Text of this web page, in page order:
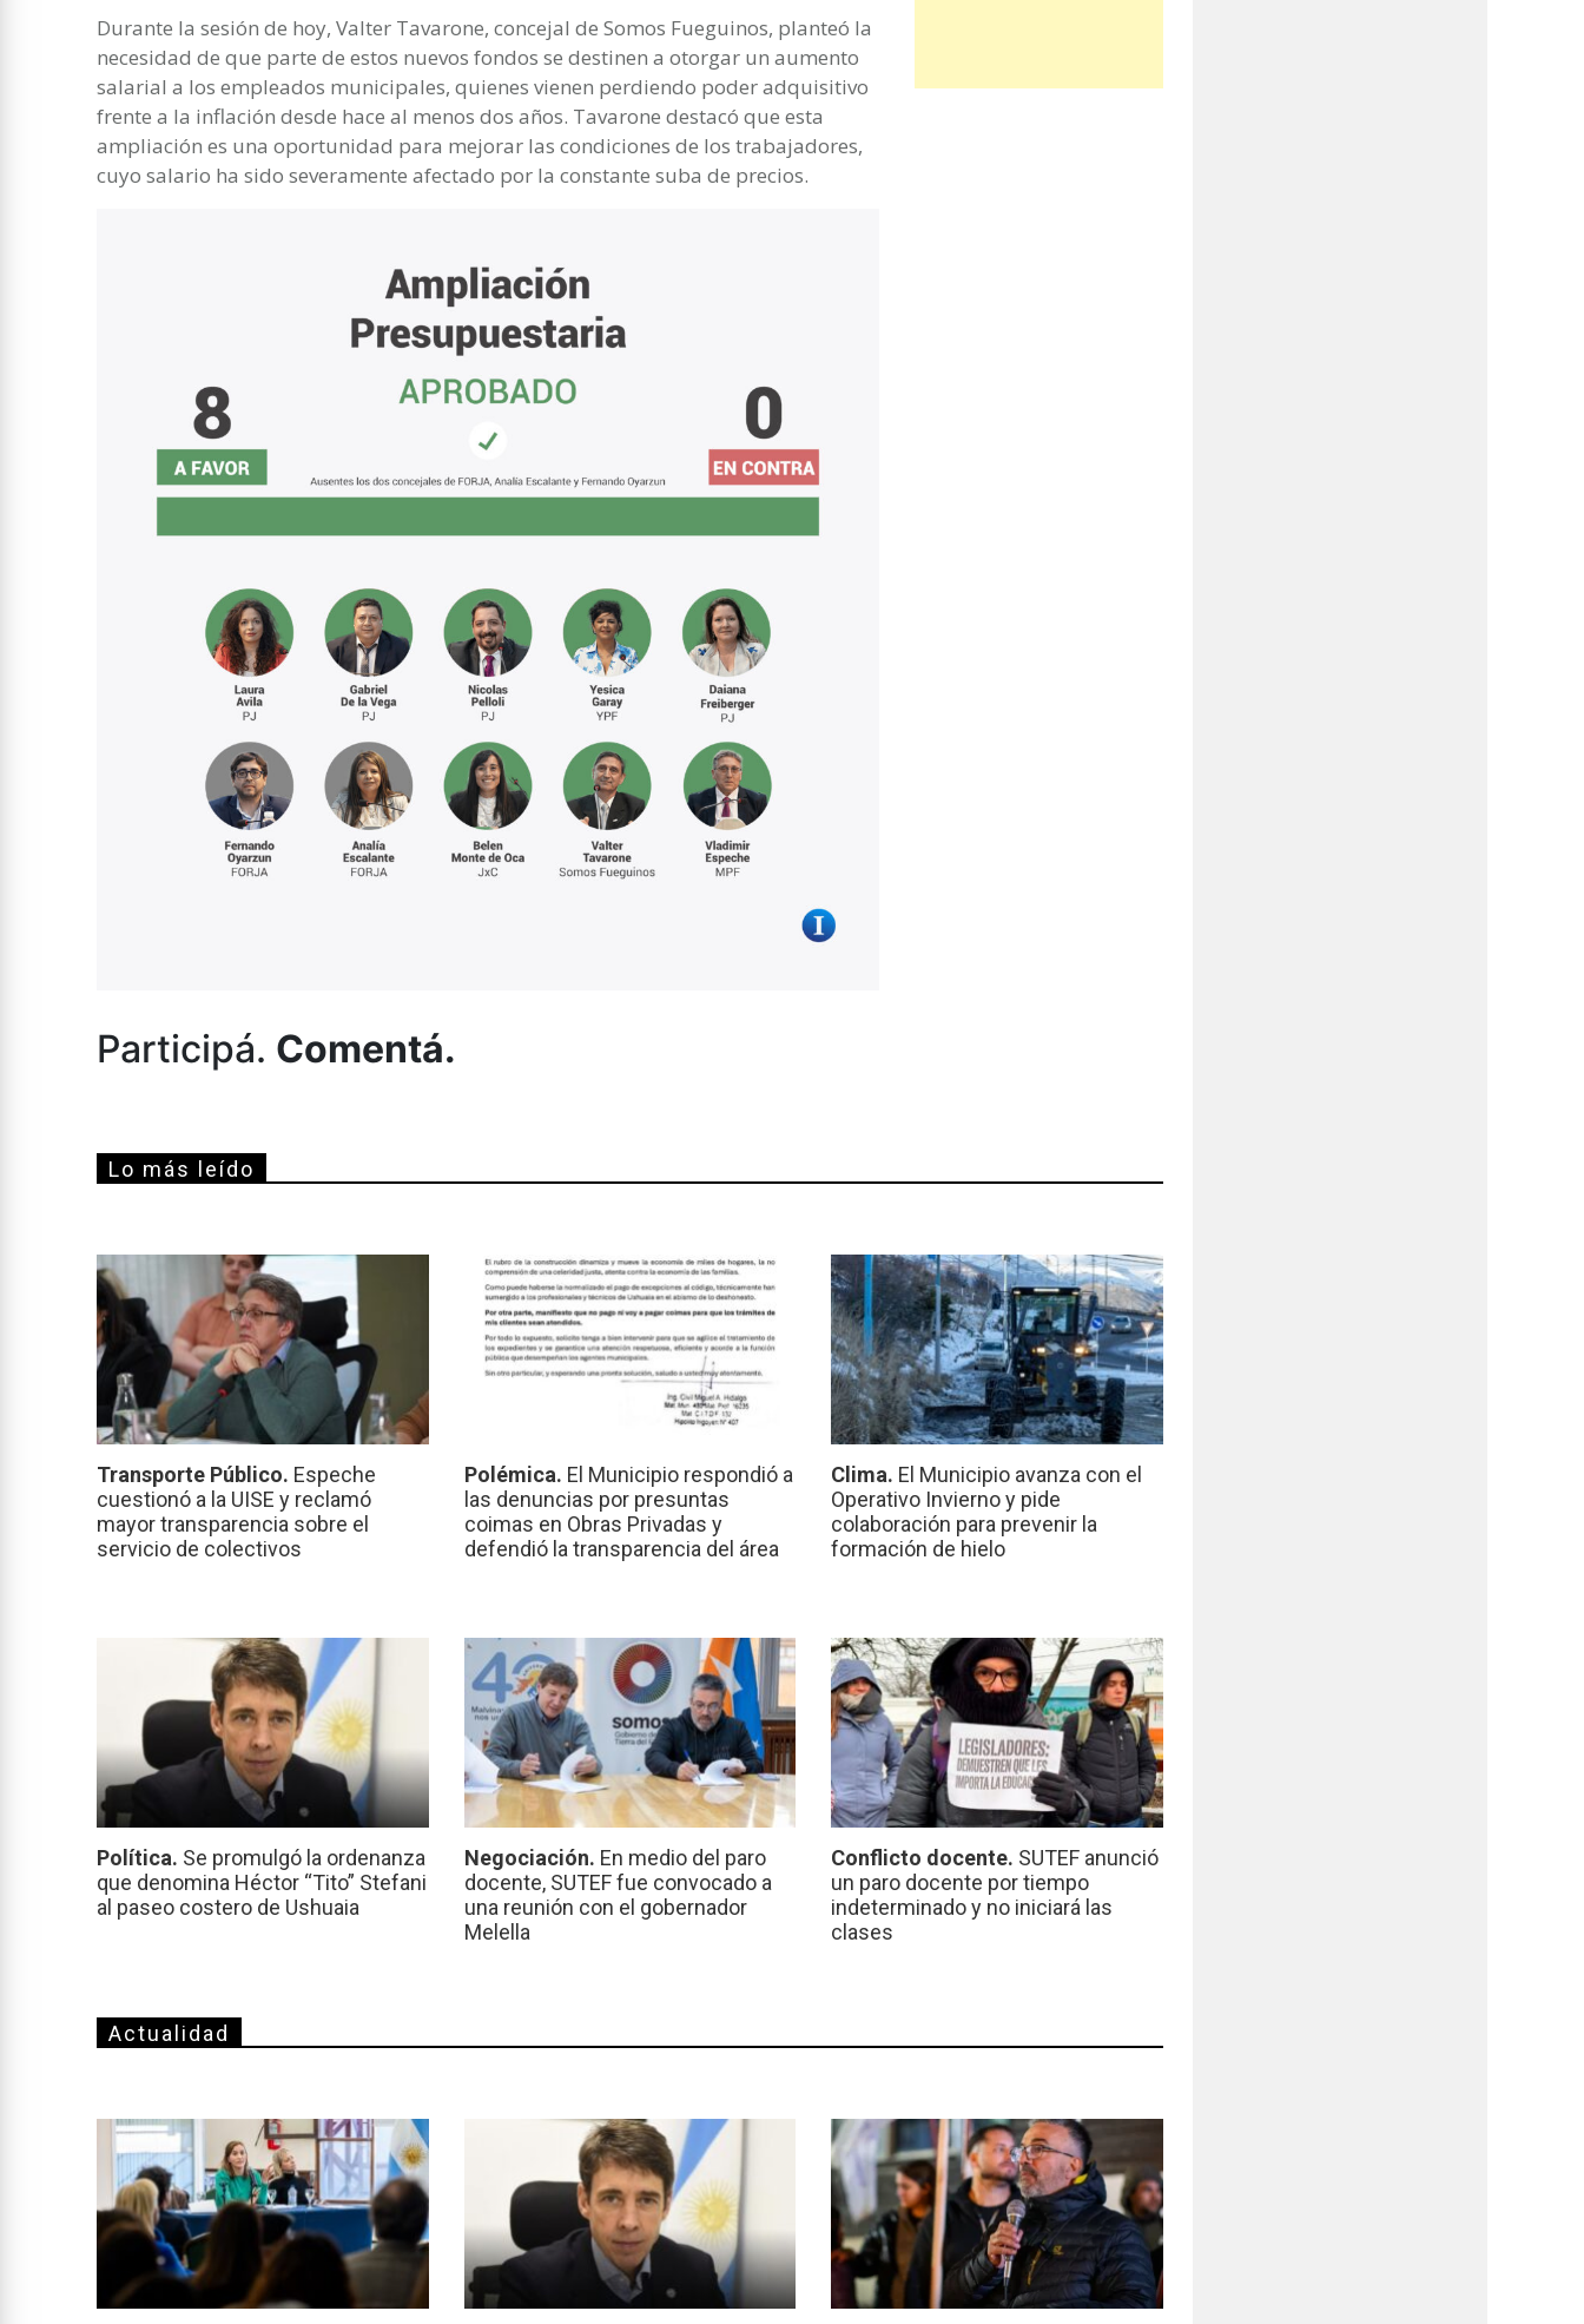
Durante la sesión de hoy, Valter Tavarone, concejal de Somos Fueguinos, planteó la
necesidad de que parte de estos nuevos fondos se destinen a otorgar un aumento
salarial a los empleados municipales, quienes vienen perdiendo poder adquisitivo
frente a la inflación desde hace al menos dos años. Tavarone destacó que esta
ampliación es una oportunidad para mejorar las condiciones de los trabajadores,
cuyo salario ha sido severamente afectado por la constante suba de precios.
Participá. Comentá.
Lo más leído
Transporte Público. Espeche
cuestionó a la UISE y reclamó
mayor transparencia sobre el
servicio de colectivos
Polémica. El Municipio respondió a
las denuncias por presuntas
coimas en Obras Privadas y
defendió la transparencia del área
Clima. El Municipio avanza con el
Operativo Invierno y pide
colaboración para prevenir la
formación de hielo
Política. Se promulgó la ordenanza
que denomina Héctor “Tito” Stefani
al paseo costero de Ushuaia
Negociación. En medio del paro
docente, SUTEF fue convocado a
una reunión con el gobernador
Melella
Conflicto docente. SUTEF anunció
un paro docente por tiempo
indeterminado y no iniciará las
clases
Actualidad